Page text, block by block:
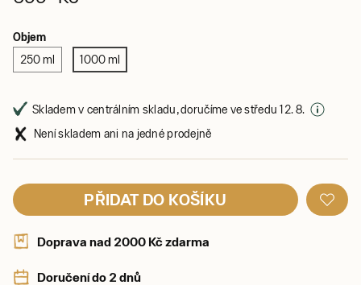
Objem
250 ml 1000 ml
Skladem v centrálním skladu, doručíme ve středu 12. 8.
Není skladem ani na jedné prodejně
PŘIDAT DO KOŠÍKU
Doprava nad 2000 Kč zdarma
Doručení do 2 dnů